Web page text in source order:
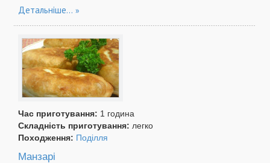
Детальніше...
Час приготування: 1 година
Складність приготування: легко
Походження: Поділля
Манзарі